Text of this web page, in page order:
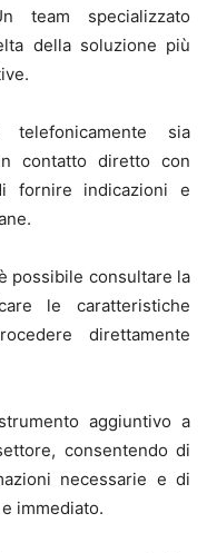
team specializzato
della soluzione più
telefonicamente sia
contatto diretto con
fornire indicazioni e
possibile consultare la
le caratteristiche
direttamente
aggiuntivo a
consentendo di
necessarie e di
immediato.